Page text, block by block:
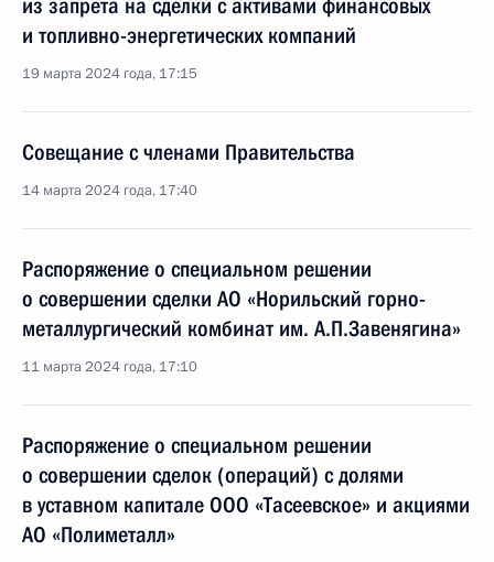
из запрета на сделки с активами финансовых
и топливно-энергетических компаний
19 марта 2024 года, 17:15
Совещание с членами Правительства
14 марта 2024 года, 17:40
Распоряжение о специальном решении
о совершении сделки АО «Норильский горно-
металлургический комбинат им. А.П.Завенягина»
11 марта 2024 года, 17:10
Распоряжение о специальном решении
о совершении сделок (операций) с долями
в уставном капитале ООО «Тасеевское» и акциями
АО «Полиметалл»